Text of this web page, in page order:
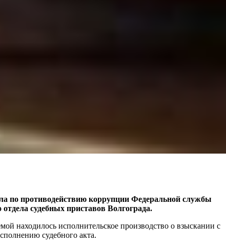
по противодействию коррупции Федеральной службы
судебных приставов Волгограда.
находилось исполнительское производство о взыскании с
судебного акта.